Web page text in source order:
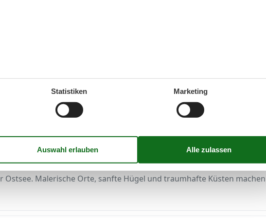
Förde
an der Grenze zu Dänemark. Sie ist eine der schönsten
Malerische Orte, sanfte Hügel und traumhafte Küsten
Statistiken Marketing